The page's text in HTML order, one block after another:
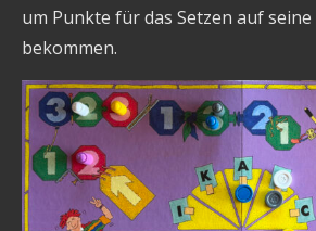
um Punkte für das Setzen auf
bekommen.